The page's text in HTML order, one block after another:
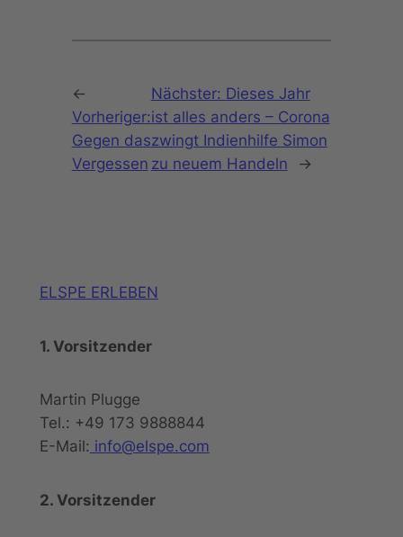
←
Vorheriger:
Gegen das
Vergessen
Nächster: Dieses Jahr
ist alles anders – Corona
zwingt Indienhilfe Simon
zu neuem Handeln
→
ELSPE ERLEBEN
1. Vorsitzender
Martin Plugge
Tel.: +49 173 9888844
E-Mail: info@elspe.com
2. Vorsitzender